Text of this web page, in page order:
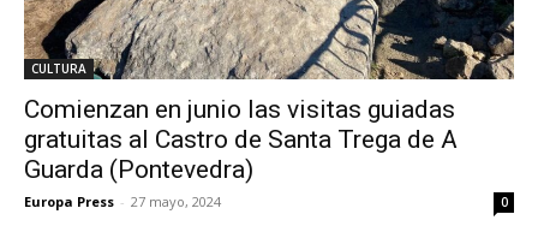
CULTURA
Comienzan en junio las visitas guiadas
gratuitas al Castro de Santa Trega de A
Guarda (Pontevedra)
Europa Press - 27 mayo, 2024 0